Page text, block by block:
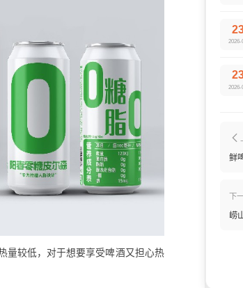
量较低，对于想要享受啤酒又担心热
2026-
2026-
鲜
下
崂